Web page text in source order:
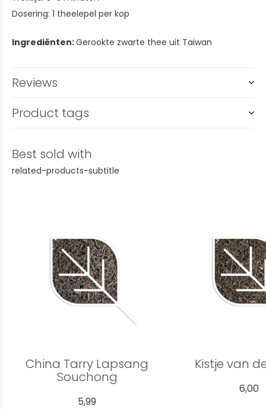
Dosering: 1 theelepel per kop
Ingrediënten:Gerookte zwarte thee uit Taiwan
Reviews
Product tags
Best sold with
related-products-subtitle
China Tarry Lapsang
Souchong
5,99
Kistje van
6,00